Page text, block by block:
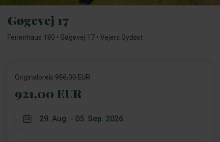
Gøgevej 17
Ferienhaus 180 • Gøgevej 17 • Vejers Sydøst
Originalpreis 956,00 EUR
921,00 EUR